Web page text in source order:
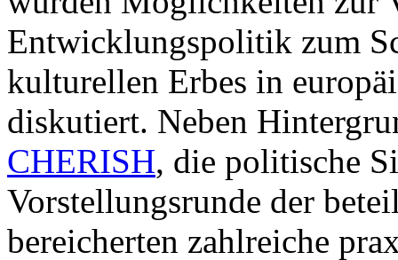
Entwicklungspolitik zum
kulturellen Erbes in
diskutiert. Neben
CHERISH, die politische
Vorstellungsrunde der
bereicherten zahlreiche